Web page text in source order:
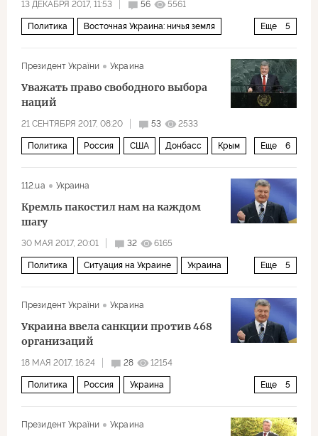
13 ДЕКАБРЯ 2017, 11:53 56 5561
Еще 5
Политика Восточная Украина: ничья земля
Президент України Украина
Уважать право свободного выбора
наций
21 СЕНТЯБРЯ 2017, 08:20 53 2533
Еще 6
Политика Россия США Донбасс Крым
Генассамблея ООН (Генеральная ассамблея ООН)
самоопределение
112.ua Украина
Кремль пакостил нам на каждом
шагу
30 МАЯ 2017, 20:01 32 6165
Еще 5
Политика Ситуация на Украине Украина
Президент України Украина
Украина ввела санкции против 468
организаций
18 МАЯ 2017, 16:24 28 12154
Еще 5
Политика Россия Украина
Президент України Украина